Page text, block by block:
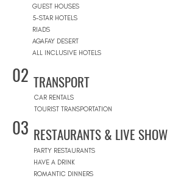
GUEST HOUSES
5-STAR HOTELS
RIADS
AGAFAY DESERT
ALL INCLUSIVE HOTELS
02 TRANSPORT
CAR RENTALS
TOURIST TRANSPORTATION
03 RESTAURANTS & LIVE SHOW
PARTY RESTAURANTS
HAVE A DRINK
ROMANTIC DINNERS